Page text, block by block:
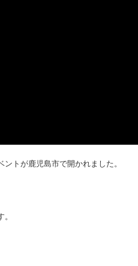
トが鹿児島市で開かれました。